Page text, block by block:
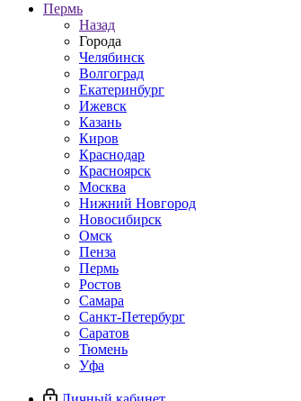
Пермь
Назад
Города
Челябинск
Волгоград
Екатеринбург
Ижевск
Казань
Киров
Краснодар
Красноярск
Москва
Нижний Новгород
Новосибирск
Омск
Пенза
Пермь
Ростов
Самара
Санкт-Петербург
Саратов
Тюмень
Уфа